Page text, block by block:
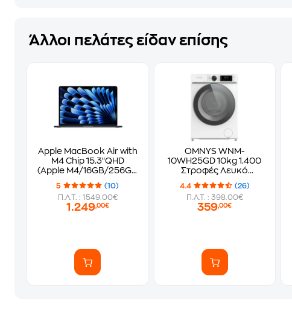
Άλλοι πελάτες είδαν επίσης
Apple MacBook Air with
M4 Chip 15.3"QHD
(Apple M4/16GB/256GB
SSD/MacOS) Midnight
5
(10)
Π.Λ.Τ. : 1549.00€
1.249,00€
OMNYS WNM-
10WH25GD 10kg 1.400
Στροφές Λευκό
Πλυντήριο Ρούχων
4.4
(26)
Π.Λ.Τ. : 398.00€
359,00€